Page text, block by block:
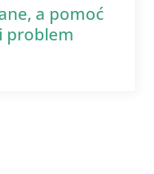
a pomoć
problem